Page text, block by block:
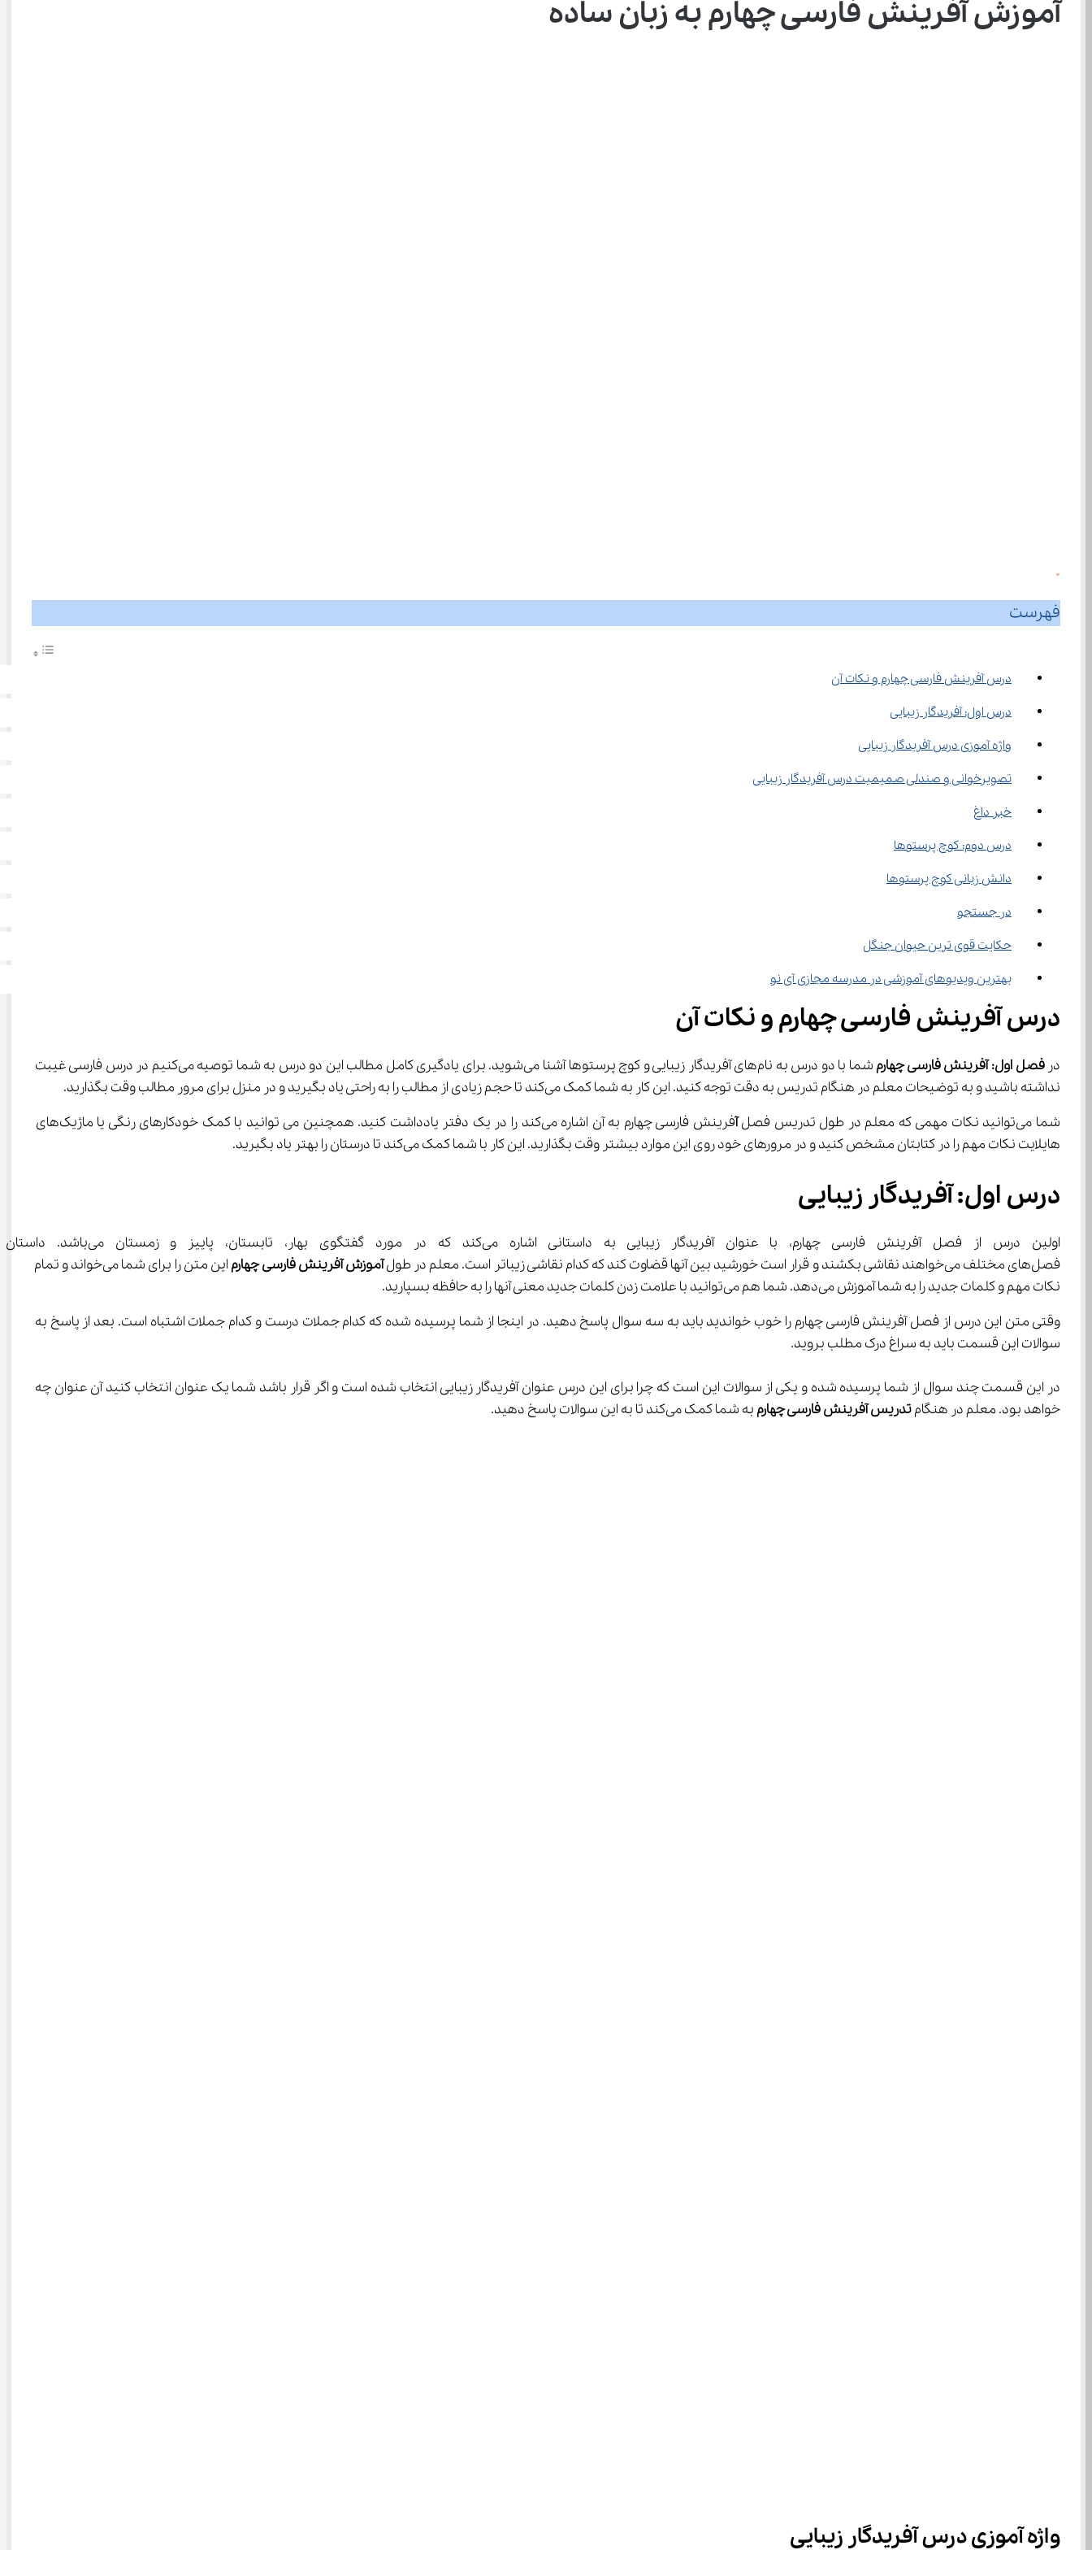
آموزش آفرینش فارسی چهارم به زبان ساده
0
فهرست
درس آفرینش فارسی چهارم و نکات آن
درس اول: آفریدگار زیبایی
واژه آموزی درس آفریدگار زیبایی
تصویرخوانی و صندلی صمیمیت درس آفریدگار زیبایی
خبر داغ
درس دوم: کوچ پرستوها
دانش زبانی کوچ پرستوها
در جستجو
حکایت قوی ترین حیوان جنگل
بهترین ویدیوهای آموزشی در مدرسه مجازی آی نو
درس آفرینش فارسی چهارم و نکات آن
در فصل اول: آفرینش فارسی چهارم
شما با دو درس به نام‌های آفریدگار زیبایی و کوچ پرستوها آشنا می‌شوید. برای یادگیری کامل مطالب این دو درس به شما توصیه می‌کنیم در درس فارسی غیبت
نداشته باشید و به توضیحات معلم در هنگام تدریس به دقت توجه کنید. این کار به شما کمک می‌کند تا حجم زیادی از مطالب را به راحتی یاد بگیرید و در منزل برای مرور مطالب وقت بگذارید.
شما می‌توانید نکات مهمی که معلم در طول تدریس فصل
آ
فرینش فارسی چهارم به آن اشاره می‌کند را در یک دفتر یادداشت کنید. همچنین ‌می توانید با کمک خودکارهای رنگی یا ماژیک‌های
هایلایت نکات مهم را در کتابتان مشخص کنید و در مرورهای خود روی این موارد بیشتر وقت بگذارید. این کار با شما کمک می‌کند تا درستان را بهتر یاد بگیرید.
درس اول: آفریدگار زیبایی
اولین درس از فصل آفرینش فارسی چهارم، با عنوان
فصل‌های مختلف می‌خواهند نقاشی بکشند و قرار است خورشید بین آنها قضاوت کند که کدام نقاشی زیباتر است. معلم در طول
آموزش آفرینش فارسیچهارم
این متن را برای شما می‌خواند و تمام
نکات مهم و کلمات جدید را به شما آموزش می‌دهد. شما هم می‌توانید با علامت زدن کلمات جدید معنی آنها را به حافظه بسپارید.
وقتی متن این درس از فصل آفرینش فارسی چهارم را خوب خواندید باید به سه سوال پاسخ دهید. در اینجا از شما پرسیده شده که کدام جملات درست و کدام جملات اشتباه است. بعد از پاسخ به
سوالات این قسمت باید به سراغ درک مطلب بروید.
در این قسمت چند سوال از شما پرسیده شده و یکی از سوالات این است که چرا برای این درس عنوان آفریدگار زیبایی انتخاب شده است و اگر قرار باشد شما یک عنوان انتخاب کنید آن عنوان چه
خواهد بود. معلم در هنگام تدریس آفرینش فارسی چهارم به شما کمک می‌کند تا به این سوالات پاسخ دهید.
واژه آموزی درس آفریدگار زیبایی